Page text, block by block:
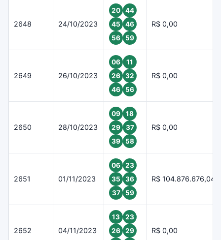
2648 24/10/2023
20
44
45
46
56
59
R$ 0,00
2649 26/10/2023
06
11
26
32
46
56
R$ 0,00
2650 28/10/2023
09
18
29
37
39
58
R$ 0,00
2651 01/11/2023
06
23
35
36
37
59
R$ 104.876.676,04
2652 04/11/2023
13
23
26
29
R$ 0,00